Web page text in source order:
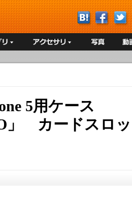
5用ケース
」 カードスロッ